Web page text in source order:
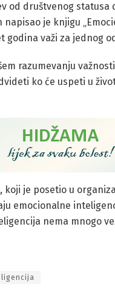
od društvenog
je knjigu
godina važi za jednog
razumevanju
ko će uspeti u
koji je posetio u
emocionalne
nema mnogo